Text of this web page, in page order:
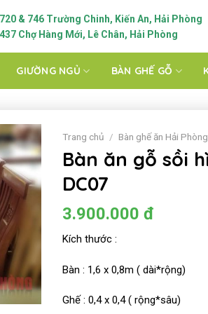
720 & 746 Trường Chinh, Kiến An, Hải Phòng
437 Chợ Hàng Mới, Lê Chân, Hải Phòng
GIƯỜNG NGỦ BÀN GHẾ GỖ
Trang chủ / Bàn ghế ăn Hải Phòng
Bàn ăn gỗ sồi
DC07
3.900.000 đ
Kích thước :
Bàn : 1,6 x 0,8m ( dài*rộng)
Ghế : 0,4 x 0,4 ( rộng*sâu)